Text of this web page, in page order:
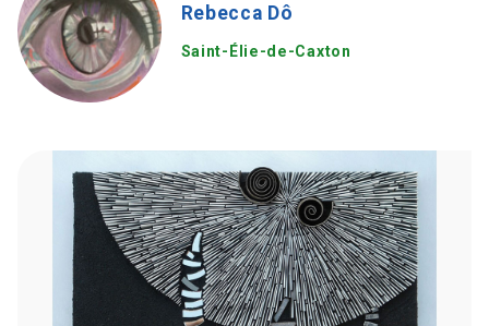
Rebecca Dô
Saint-Élie-de-Caxton